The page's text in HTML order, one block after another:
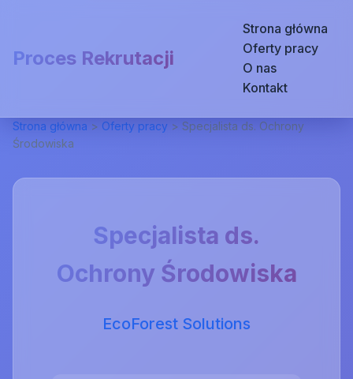
Proces Rekrutacji
Strona główna
Oferty pracy
O nas
Kontakt
Strona główna > Oferty pracy > Specjalista ds. Ochrony
Środowiska
Specjalista ds.
Ochrony Środowiska
EcoForest Solutions